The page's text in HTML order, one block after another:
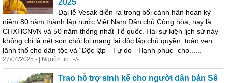
2025
Đại lễ Vesak diễn ra trong bối cảnh hân hoan kỷ
niệm 80 năm thành lập nước Việt Nam Dân chủ Cộng hòa, nay là
CHXHCNVN và 50 năm thống nhất Tổ quốc. Hai sự kiện lịch sử này
không chỉ là nét son chói lọi mang lại độc lập chủ quyền, toàn vẹn
lãnh thổ cho dân tộc và “Độc lập - Tự do - Hạnh phúc” cho......
27/04/2025 - | Nguồn tin : -/-
Trao hỗ trợ sinh kế cho người dân bản Sê